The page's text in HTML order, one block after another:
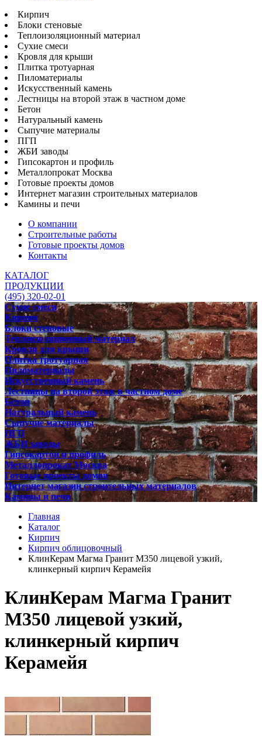
Кирпич
Блоки стеновые
Теплоизоляционный материал
Сухие смеси
Кровля для крыши
Плитка тротуарная
Пиломатериалы
Искусственный камень
Лестницы на второй этаж в частном доме
Бетон
Натуральный камень
Сыпучие материалы
ПГП
ЖБИ заводы
Гипсокартон и профиль
Металлопрокат Москва
Готовые проекты домов
Интернет магазин строительных материалов
Камины и печи
О компании
Строительные работы
Готовые проекты домов
Контакты
КАТАЛОГ
ПРОДУКЦИИ
(495) 320-02-01
Сухие смеси
Кирпич
Блоки стеновые
Теплоизоляционный материал
Кровля для крыши
Плитка тротуарная
Пиломатериалы
Искусственный камень
Лестницы на второй этаж в частном доме
Бетон
Натуральный камень
Сыпучие материалы
ПГП
ЖБИ заводы
Гипсокартон и профиль
Металлопрокат Москва
Готовые проекты домов
Интернет магазин строительных материалов
Камины и печи
Главная
Каталог
Кирпич
Кирпич облицовочный
КлинКерам Магма Гранит М350 лицевой узкий,
клинкерный кирпич Керамейя
КлинКерам Магма Гранит
М350 лицевой узкий,
клинкерный кирпич
Керамейя